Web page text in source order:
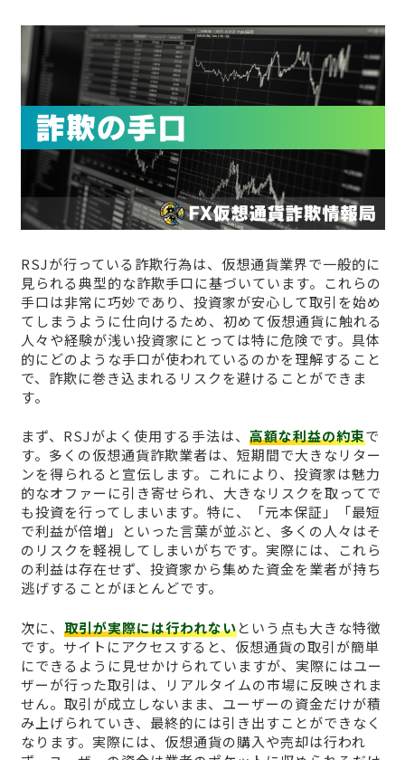
RSJが行っている詐欺行為は、仮想通貨業界で一般的に
見られる典型的な詐欺手口に基づいています。これらの
手口は非常に巧妙であり、投資家が安心して取引を始め
てしまうように仕向けるため、初めて仮想通貨に触れる
人々や経験が浅い投資家にとっては特に危険です。具体
的にどのような手口が使われているのかを理解すること
で、詐欺に巻き込まれるリスクを避けることができま
す。
まず、RSJがよく使用する手法は、 高額な利益の約束で
す。多くの仮想通貨詐欺業者は、短期間で大きなリター
ンを得られると宣伝します。これにより、投資家は魅力
的なオファーに引き寄せられ、大きなリスクを取ってで
も投資を行ってしまいます。特に、「元本保証」「最短
で利益が倍増」といった言葉が並ぶと、多くの人々はそ
のリスクを軽視してしまいがちです。実際には、これら
の利益は存在せず、投資家から集めた資金を業者が持ち
逃げすることがほとんどです。
次に、 取引が実際には行われないという点も大きな特徴
です。サイトにアクセスすると、仮想通貨の取引が簡単
にできるように見せかけられていますが、実際にはユー
ザーが行った取引は、リアルタイムの市場に反映されま
せん。取引が成立しないまま、ユーザーの資金だけが積
み上げられていき、最終的には引き出すことができなく
なります。実際には、仮想通貨の購入や売却は行われ